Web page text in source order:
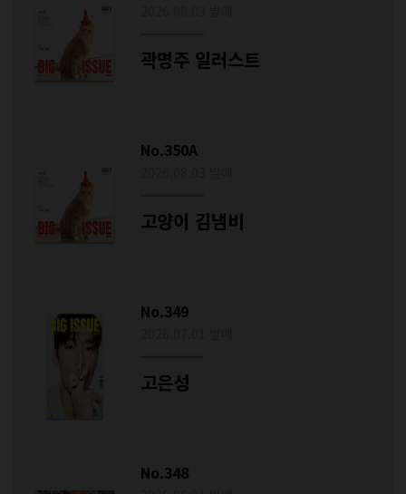
곽명주 일러스트
No.350A
고양이 김냄비
No.349
고은성
No.348